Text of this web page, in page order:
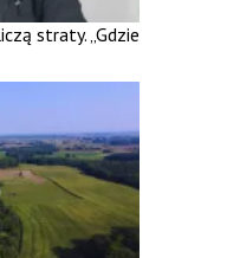
straty. „Gdzie